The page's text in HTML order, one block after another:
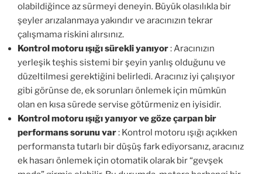
olabildiğince az sürmeyi deneyin. Büyük olasılıkla bir
şeyler arızalanmaya yakındır ve aracınızın tekrar
çalışmama riskini alırsınız.
Kontrol motoru ışığı sürekli yanıyor: Aracınızın
yerleşik teşhis sistemi bir şeyin yanlış olduğunu ve
düzeltilmesi gerektiğini belirledi. Aracınız iyi çalışıyor
gibi görünse de, ek sorunları önlemek için mümkün
olan en kısa sürede servise götürmeniz en iyisidir.
Kontrol motoru ışığı yanıyor ve göze çarpan bir
performans sorunu var: Kontrol motoru ışığı açıkken
performansta tutarlı bir düşüş fark ediyorsanız, aracınız
ek hasarı önlemek için otomatik olarak bir “gevşek